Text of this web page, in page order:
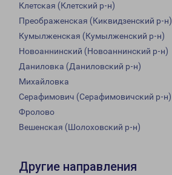
Клетская (Клетский р-н)
Преображенская (Киквидзенский р-н)
Кумылженская (Кумылженский р-н)
Новоаннинский (Новоаннинский р-н)
Даниловка (Даниловский р-н)
Михайловка
Серафимович (Серафимовичский р-н)
Фролово
Вешенская (Шолоховский р-н)
Другие направления